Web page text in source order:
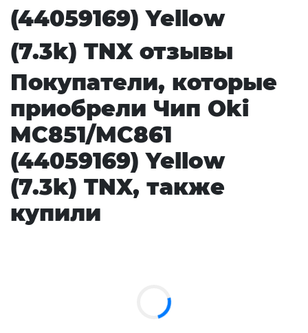
(44059169) Yellow
(7.3k) TNX отзывы
Покупатели, которые
приобрели Чип Oki
MC851/MC861
(44059169) Yellow
(7.3k) TNX, также
купили